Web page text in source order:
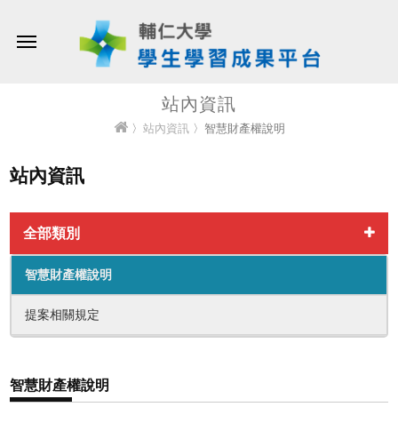
站內資訊
〉 站內資訊〉智慧財產權說明
站內資訊
全部類別
智慧財產權說明
提案相關規定
智慧財產權說明